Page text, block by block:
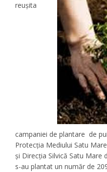
reușita
campaniei de plantare de
Protecția Mediului Satu
și Direcția Silvică Satu Mare
s-au plantat un număr de